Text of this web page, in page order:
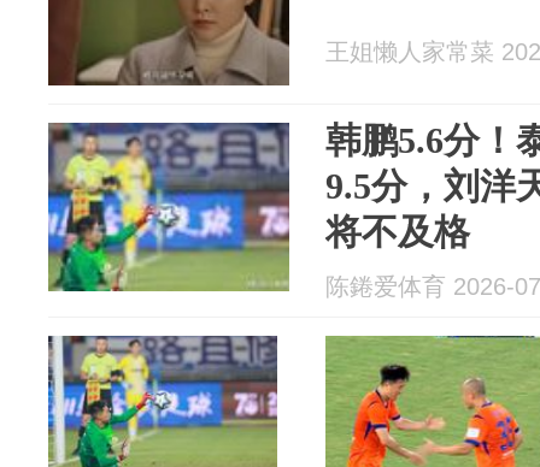
王姐懒人家常菜
韩鹏5.6分！
9.5分，刘洋
将不及格
陈錈爱体育 2026-